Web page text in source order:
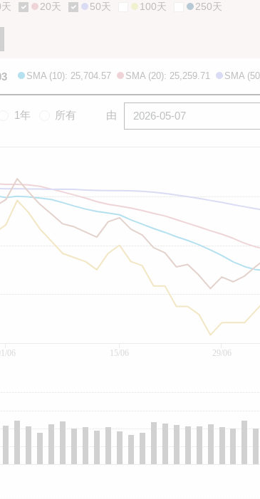
20天 50天 100天 250天
SMA (10): 25,704.57 SMA (20): 25,259.71 SMA
1年 所有 由
06 15/06 29/06